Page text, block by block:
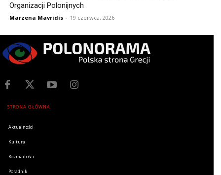
Organizacji Polonijnych
Marzena Mavridis - 19 czerwca, 2026
STRONA GŁÓWNA
Aktualności
Kultura
Rozmaitości
Poradnik